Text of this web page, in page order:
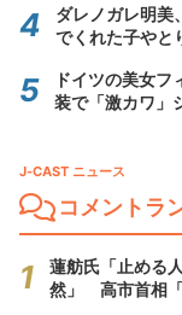
ダレノガレ明美
でくれた子やと
ドイツの美女
装で「激カワ」
J-CAST ニュース
コメントラ
蓮舫氏「止める
然」 高市首相